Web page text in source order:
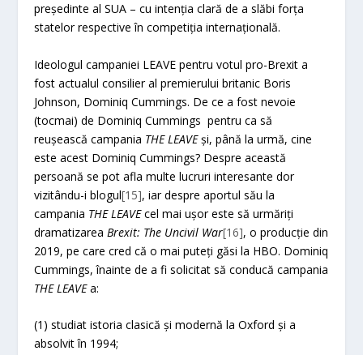
președinte al SUA – cu intenția clară de a slăbi forța
statelor respective în competiția internațională.
Ideologul campaniei LEAVE pentru votul pro-Brexit a
fost actualul consilier al premierului britanic Boris
Johnson, Dominiq Cummings. De ce a fost nevoie
(tocmai) de Dominiq Cummings pentru ca să
reușească campania THE LEAVEși, până la urmă, cine
este acest Dominiq Cummings? Despre această
persoană se pot afla multe lucruri interesante dor
vizitându-i blogul[15], iar despre aportul său la
campania THE LEAVEcel mai ușor este să urmăriți
dramatizarea Brexit: The Uncivil War[16], o producție din
2019, pe care cred că o mai puteți găsi la HBO. Dominiq
Cummings, înainte de a fi solicitat să conducă campania
THE LEAVEa:
(1) studiat istoria clasică și modernă la Oxford și a
absolvit în 1994;